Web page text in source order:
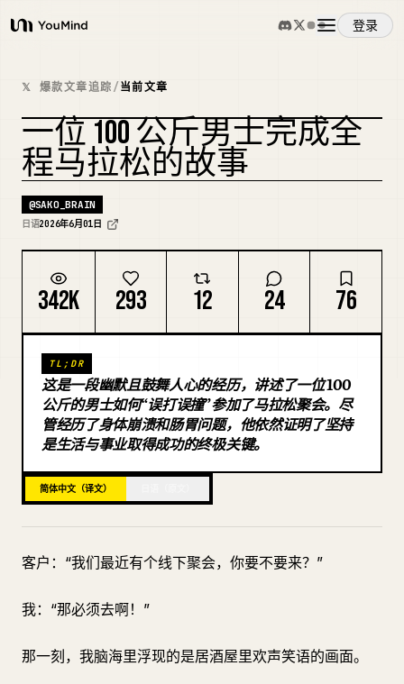
YouMind
登录
概览
使用案例
技能
提示词
定价
下载
博客
更新
𝕏 爆款文章追踪/当前文章
一位 100 公斤男士完成全
程马拉松的故事
@SAKO_BRAIN
日语2026年6月01日
342K 293 12 24 76
TL;DR
这是一段幽默且鼓舞人心的经历，讲述了一位 100
公斤的男士如何“误打误撞”参加了马拉松聚会。尽
管经历了身体崩溃和肠胃问题，他依然证明了坚持
是生活与事业取得成功的终极关键。
简体中文（译文）
客户：“我们最近有个线下聚会，你要不要来？”
我：“那必须去啊！”
那一刻，我脑海里浮现的是居酒屋里欢声笑语的画面。